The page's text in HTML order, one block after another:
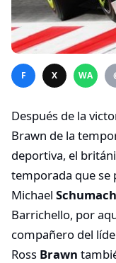
F X WA
Después de la
Brawn de la
deportiva, el
temporada que se
Michael
Barrichello, por
compañero del
Ross Brawn